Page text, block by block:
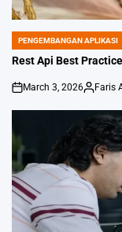
POSTED
IN
PENGEMBANGAN APLIKASI
Rest Api Best
on
March 3, 2026
Posted
Faris